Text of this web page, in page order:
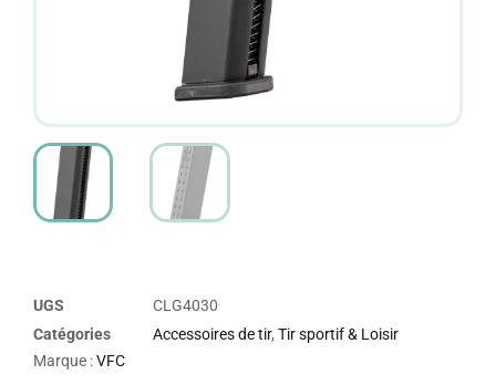
UGS
CLG4030
Catégories
Accessoires de tir, Tir sportif & Loisir
Marque :VFC